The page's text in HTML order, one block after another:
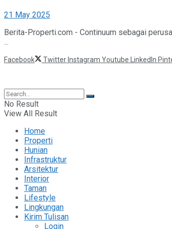
21 May 2025
Berita-Properti.com - Continuum sebagai
...
Facebook Twitter Instagram Youtube LinkedIn
No Result
View All Result
Home
Properti
Hunian
Infrastruktur
Arsitektur
Interior
Taman
Lifestyle
Lingkungan
Kirim Tulisan
Login